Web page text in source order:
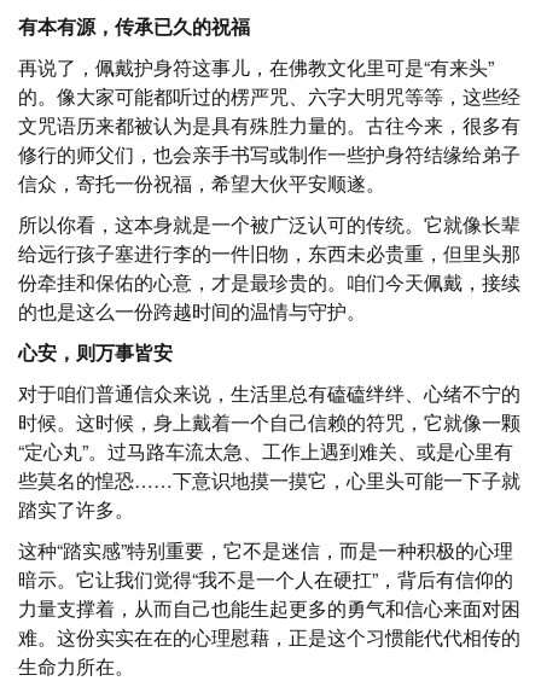
有本有源，传承已久的祝福
再说了，佩戴护身符这事儿，在佛教文化里可是“有来头”
的。像大家可能都听过的楞严咒、六字大明咒等等，这些经
文咒语历来都被认为是具有殊胜力量的。古往今来，很多有
修行的师父们，也会亲手书写或制作一些护身符结缘给弟子
信众，寄托一份祝福，希望大伙平安顺遂。
所以你看，这本身就是一个被广泛认可的传统。它就像长辈
给远行孩子塞进行李的一件旧物，东西未必贵重，但里头那
份牵挂和保佑的心意，才是最珍贵的。咱们今天佩戴，接续
的也是这么一份跨越时间的温情与守护。
心安，则万事皆安
对于咱们普通信众来说，生活里总有磕磕绊绊、心绪不宁的
时候。这时候，身上戴着一个自己信赖的符咒，它就像一颗
“定心丸”。过马路车流太急、工作上遇到难关、或是心里有
些莫名的惶恐……下意识地摸一摸它，心里头可能一下子就
踏实了许多。
这种“踏实感”特别重要，它不是迷信，而是一种积极的心理
暗示。它让我们觉得“我不是一个人在硬扛”，背后有信仰的
力量支撑着，从而自己也能生起更多的勇气和信心来面对困
难。这份实实在在的心理慰藉，正是这个习惯能代代相传的
生命力所在。